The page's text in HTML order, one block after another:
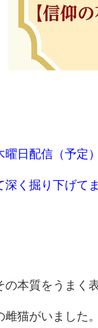
日配信（予定
く掘り下げて
本質をうまく
猫がいました